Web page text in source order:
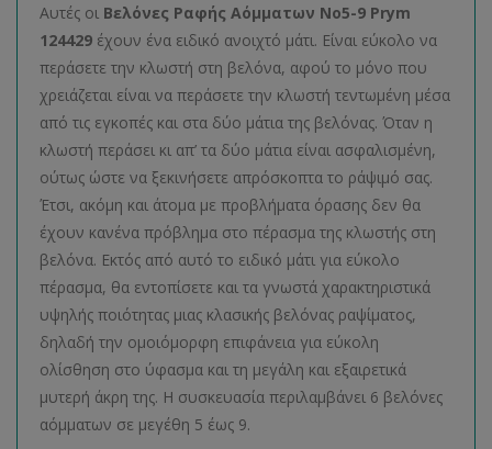
Αυτές οι Βελόνες Ραφής Αόμματων No5-9 Prym
124429 έχουν ένα ειδικό ανοιχτό μάτι. Είναι εύκολο να
περάσετε την κλωστή στη βελόνα, αφού το μόνο που
χρειάζεται είναι να περάσετε την κλωστή τεντωμένη μέσα
από τις εγκοπές και στα δύο μάτια της βελόνας. Όταν η
κλωστή περάσει κι απ’ τα δύο μάτια είναι ασφαλισμένη,
ούτως ώστε να ξεκινήσετε απρόσκοπτα το ράψιμό σας.
Έτσι, ακόμη και άτομα με προβλήματα όρασης δεν θα
έχουν κανένα πρόβλημα στο πέρασμα της κλωστής στη
βελόνα. Εκτός από αυτό το ειδικό μάτι για εύκολο
πέρασμα, θα εντοπίσετε και τα γνωστά χαρακτηριστικά
υψηλής ποιότητας μιας κλασικής βελόνας ραψίματος,
δηλαδή την ομοιόμορφη επιφάνεια για εύκολη
ολίσθηση στο ύφασμα και τη μεγάλη και εξαιρετικά
μυτερή άκρη της. Η συσκευασία περιλαμβάνει 6 βελόνες
αόμματων σε μεγέθη 5 έως 9.